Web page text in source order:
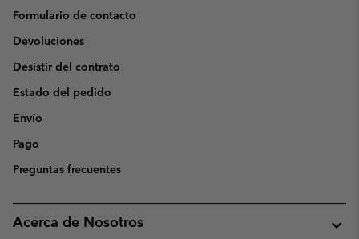
Formulario de contacto
Devoluciones
Desistir del contrato
Estado del pedido
Envío
Pago
Preguntas frecuentes
Acerca de Nosotros